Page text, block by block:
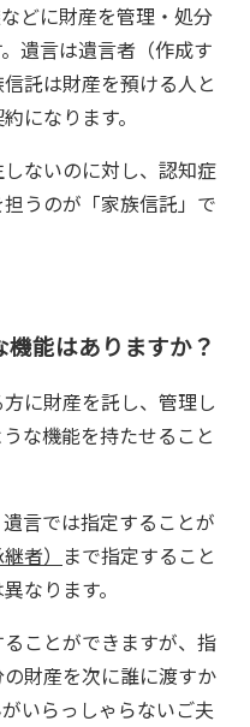
どに財産を管理・処分
遺言は遺言者（作成す
託は財産を預ける人と
になります。
しないのに対し、認知症
うのが「家族信託」で
能はありますか？
に財産を託し、管理し
な機能を持たせること
言では指定することが
者） まで指定すること
なります。
ことができますが、指
の財産を次に誰に渡すか
いらっしゃらないご夫